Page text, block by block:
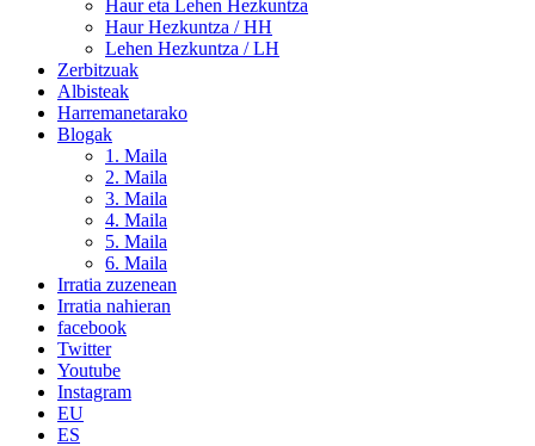
Haur eta Lehen Hezkuntza
Haur Hezkuntza / HH
Lehen Hezkuntza / LH
Zerbitzuak
Albisteak
Harremanetarako
Blogak
1. Maila
2. Maila
3. Maila
4. Maila
5. Maila
6. Maila
Irratia zuzenean
Irratia nahieran
facebook
Twitter
Youtube
Instagram
EU
ES